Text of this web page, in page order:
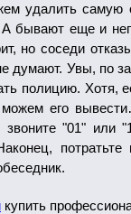
удалить самую
бывают еще и
но соседи
думают. Увы, по
полицию. Хотя,
его
"01" или
потратьте
купить